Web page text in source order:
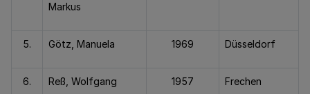
Markus
5. Götz, Manuela 1969 Düsseldorf
6. Reß, Wolfgang 1957 Frechen